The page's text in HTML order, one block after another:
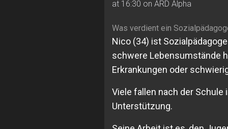
at 16:30 on ARD Alpha
Was verdient ein
Nico (34) ist
schwere Lebensumstände
Erkrankungen oder
Viele fallen nach der Schule
Unterstützung.